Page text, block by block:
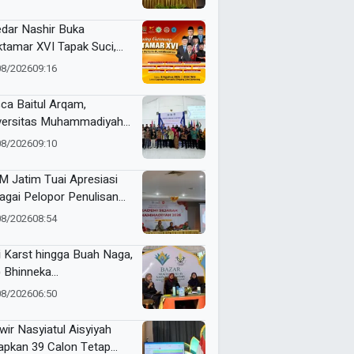
Nashir Buka
XVI Tapak Suci,
Menteri dan Kapolri
202609:16
Baitul Arqam,
Muhammadiyah
Barat Kawal RTL
202609:10
Jatim Tuai Apresiasi
Pelopor Penulisan
Muhammadiyah
202608:54
Karst hingga Buah Naga,
Bhinneka
Tunjukkan
Nasyiatul Aisyiyah
202606:50
Nasyiatul Aisyiyah
39 Calon Tetap